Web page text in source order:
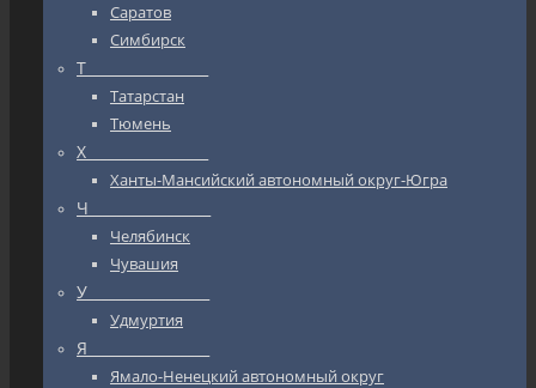
Саратов
Симбирск
Т_________________
Татарстан
Тюмень
Х_________________
Ханты-Мансийский автономный округ-Югра
Ч_________________
Челябинск
Чувашия
У_________________
Удмуртия
Я_________________
Ямало-Ненецкий автономный округ